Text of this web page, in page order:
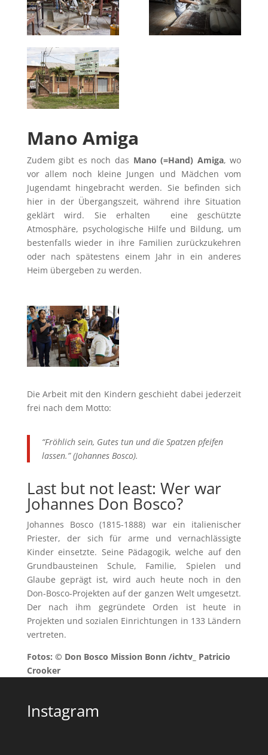
Mano Amiga
Zudem gibt es noch das Mano (=Hand) Amiga,wo
vor allem noch kleine Jungen und Mädchen vom
Jugendamt hingebracht werden. Sie befinden sich
hier in der Übergangszeit, während ihre Situation
geklärt wird. Sie erhalten eine geschützte
Atmosphäre, psychologische Hilfe und Bildung, um
bestenfalls wieder in ihre Familien zurückzukehren
oder nach spätestens einem Jahr in ein anderes
Heim übergeben zu werden.
Die Arbeit mit den Kindern geschieht dabei jederzeit
frei nach dem Motto:
“Fröhlich sein, Gutes tun und die Spatzen pfeifen
lassen.” (Johannes Bosco).
Last but not least: Wer war
Johannes Don Bosco?
Johannes Bosco (1815-1888) war ein italienischer
Priester, der sich für arme und vernachlässigte
Kinder einsetzte. Seine Pädagogik, welche auf den
Grundbausteinen Schule, Familie, Spielen und
Glaube geprägt ist, wird auch heute noch in den
Don-Bosco-Projekten auf der ganzen Welt umgesetzt.
Der nach ihm gegründete Orden ist heute in
Projekten und sozialen Einrichtungen in 133 Ländern
vertreten.
Fotos: © Don Bosco Mission Bonn /ichtv_ Patricio
Crooker
Instagram